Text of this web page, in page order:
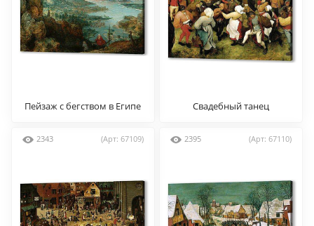
Пейзаж с бегством в Египе Свадебный танец
2343 (Арт: 67109) 2395 (Арт: 67110)